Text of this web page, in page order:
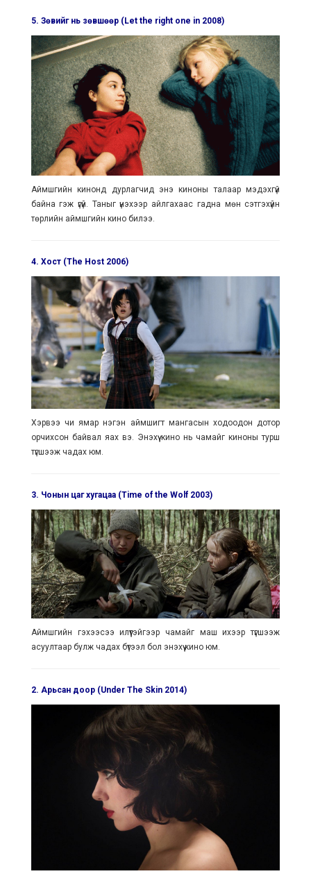
5. Зөвийг нь зөвшөөр (Let the right one in 2008)
Аймшгийн кинонд дурлагчид энэ киноны талаар мэдэхгүй
байна гэж үгүй. Таныг үнэхээр айлгахаас гадна мөн сэтгэхүйн
төрлийн аймшгийн кино билээ.
4. Хост (The Host 2006)
Хэрвээ чи ямар нэгэн аймшигт мангасын ходоодон дотор
орчихсон байвал яах вэ. Энэхүү кино нь чамайг киноны турш
түгшээж чадах юм.
3. Чонын цаг хугацаа (Time of the Wolf 2003)
Аймшгийн гэхээсээ илүүтэйгээр чамайг маш ихээр түгшээж
асуултаар булж чадах бүтээл бол энэхүү кино юм.
2. Арьсан доор (Under The Skin 2014)